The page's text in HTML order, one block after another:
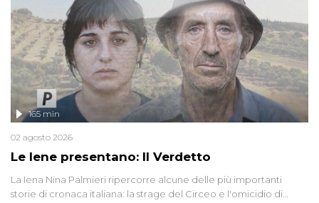
Le Iene presentano: Il Verdetto
165 min
02 agosto 2026
La Iena Nina Palmieri ripercorre alcune delle più importanti
storie di cronaca italiana: la strage del Circeo e l'omicidio di